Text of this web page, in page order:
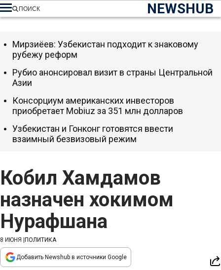
NEWSHUB
ПОИСК
Кобил Хамдамов
назначен хокимом
Нурафшана
8 ИЮНЯ ПОЛИТИКА
Добавить Newshub в источники Google
Мирзиёев: Узбекистан подходит к знаковому
рубежу реформ
Рубио анонсировал визит в страны Центральной
Азии
Консорциум американских инвесторов
приобретает Mobiuz за 351 млн долларов
Узбекистан и Гонконг готовятся ввести
взаимный безвизовый режим